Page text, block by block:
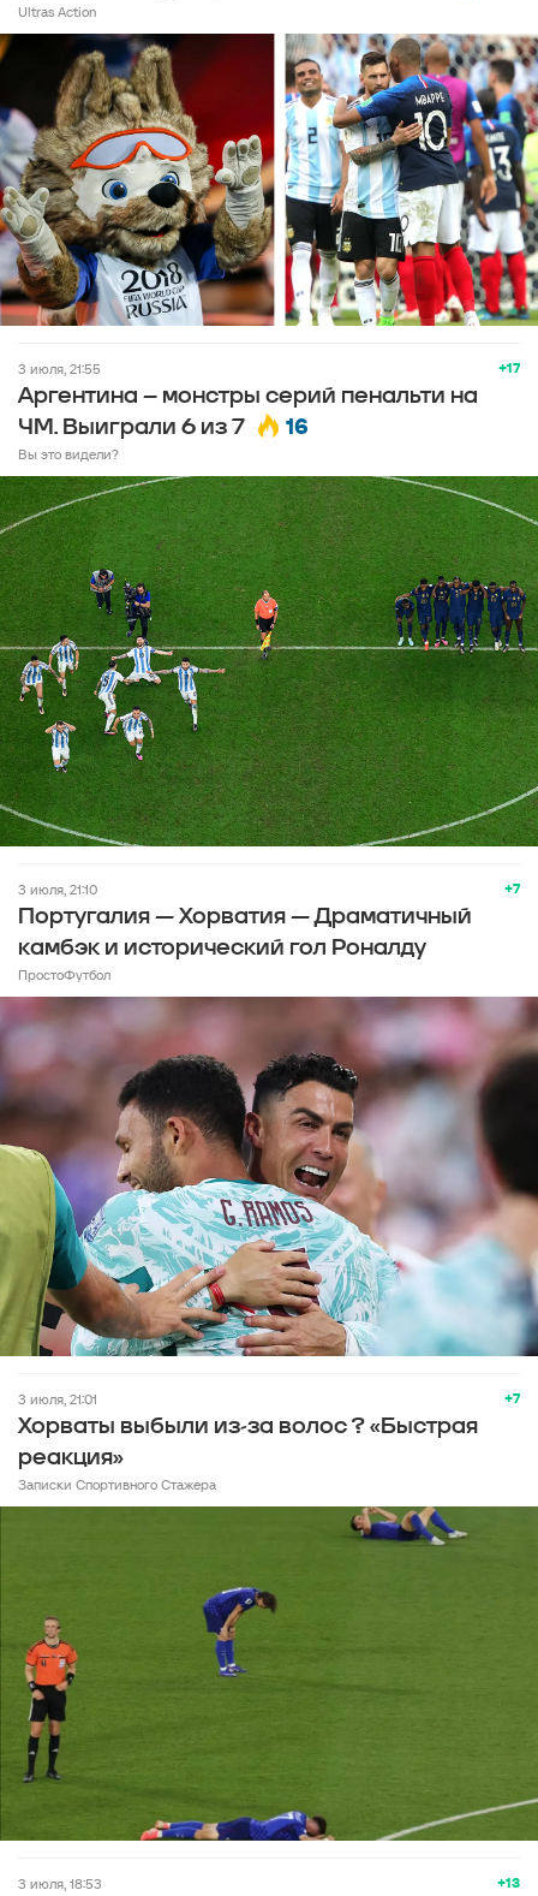
Ultras Action
+17
3 июля, 21:55
Аргентина – монстры серий пенальти на
ЧМ. Выиграли 6 из 7
16
Вы это видели?
+7
3 июля, 21:10
Португалия — Хорватия — Драматичный
камбэк и исторический гол Роналду
ПростоФутбол
+7
3 июля, 21:01
Хорваты выбыли из-за волос ? «Быстрая
реакция»
Записки Спортивного Стажера
+13
3 июля, 18:53